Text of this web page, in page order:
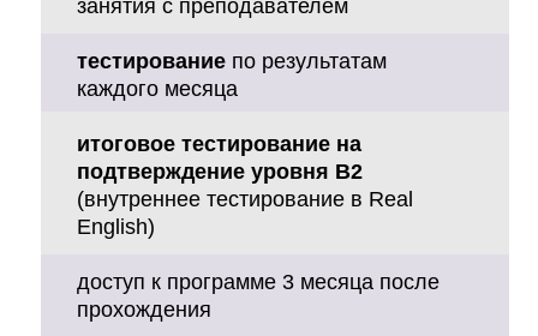
занятия с преподавателем
тестирование по результатам
каждого месяца
итоговое тестирование на
подтверждение уровня В2
(внутреннее тестирование в Real
English)
доступ к программе 3 месяца после
прохождения